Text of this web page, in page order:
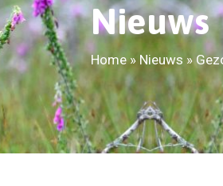
Nieuws
Home» Nieuws »